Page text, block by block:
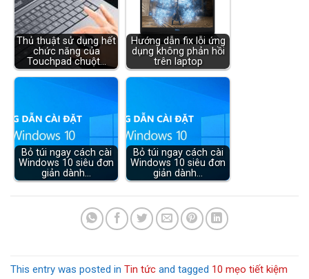
Thủ thuật sử dụng hết
chức năng của
Touchpad chuột…
Hướng dẫn fix lỗi ứng
dụng không phản hồi
trên laptop
Bỏ túi ngay cách cài
Windows 10 siêu đơn
giản dành…
Bỏ túi ngay cách cài
Windows 10 siêu đơn
giản dành…
This entry was posted in Tin tức and tagged 10 mẹo tiết kiệm